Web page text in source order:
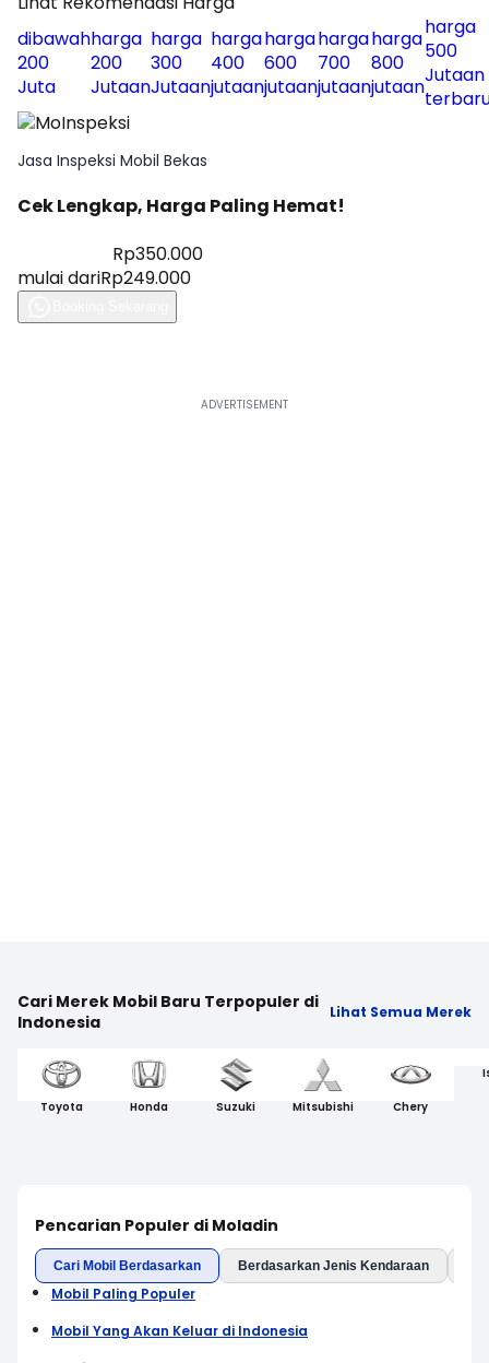
dibawah
200
Juta
harga
200
Jutaan
harga
300
Jutaan
harga
400
jutaan
harga
600
jutaan
harga
700
jutaan
harga
800
jutaan
harga
500
Jutaan
Jasa Inspeksi Mobil Bekas
Cek Lengkap, Harga Paling Hemat!
Rp350.000
mulai dariRp249.000
Cari Merek Mobil Baru Terpopuler di
Indonesia
Lihat Semua Merek
Toyota Honda Suzuki Mitsubishi Chery
Pencarian Populer di Moladin
Cari Mobil Berdasarkan Berdasarkan Jenis Kendaraan
Mobil Paling Populer
Mobil Yang Akan Keluar di Indonesia